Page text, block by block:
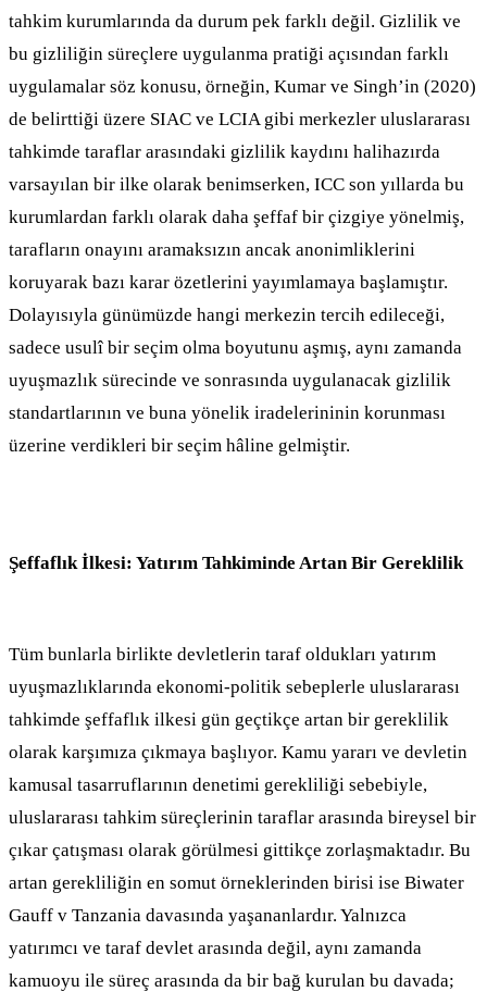
tahkim kurumlarında da durum pek farklı değil. Gizlilik ve
bu gizliliğin süreçlere uygulanma pratiği açısından farklı
uygulamalar söz konusu, örneğin, Kumar ve Singh’in (2020)
de belirttiği üzere SIAC ve LCIA gibi merkezler uluslararası
tahkimde taraflar arasındaki gizlilik kaydını halihazırda
varsayılan bir ilke olarak benimserken, ICC son yıllarda bu
kurumlardan farklı olarak daha şeffaf bir çizgiye yönelmiş,
tarafların onayını aramaksızın ancak anonimliklerini
koruyarak bazı karar özetlerini yayımlamaya başlamıştır.
Dolayısıyla günümüzde hangi merkezin tercih edileceği,
sadece usulî bir seçim olma boyutunu aşmış, aynı zamanda
uyuşmazlık sürecinde ve sonrasında uygulanacak gizlilik
standartlarının ve buna yönelik iradelerininin korunması
üzerine verdikleri bir seçim hâline gelmiştir.
Şeffaflık İlkesi: Yatırım Tahkiminde Artan Bir Gereklilik
Tüm bunlarla birlikte devletlerin taraf oldukları yatırım
uyuşmazlıklarında ekonomi-politik sebeplerle uluslararası
tahkimde şeffaflık ilkesi gün geçtikçe artan bir gereklilik
olarak karşımıza çıkmaya başlıyor. Kamu yararı ve devletin
kamusal tasarruflarının denetimi gerekliliği sebebiyle,
uluslararası tahkim süreçlerinin taraflar arasında bireysel bir
çıkar çatışması olarak görülmesi gittikçe zorlaşmaktadır. Bu
artan gerekliliğin en somut örneklerinden birisi ise Biwater
Gauff v Tanzania davasında yaşananlardır. Yalnızca
yatırımcı ve taraf devlet arasında değil, aynı zamanda
kamuoyu ile süreç arasında da bir bağ kurulan bu davada;